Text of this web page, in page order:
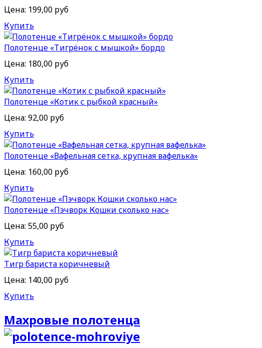
Цена: 199,00 руб
Купить
Полотенце «Тигрёнок с мышкой» бордо
Цена: 180,00 руб
Купить
Полотенце «Котик с рыбкой красный»
Цена: 92,00 руб
Купить
Полотенце «Вафельная сетка, крупная вафелька»
Цена: 160,00 руб
Купить
Полотенце «Пэчворк Кошки сколько нас»
Цена: 55,00 руб
Купить
Тигр бариста коричневый
Цена: 140,00 руб
Купить
Махровые полотенца